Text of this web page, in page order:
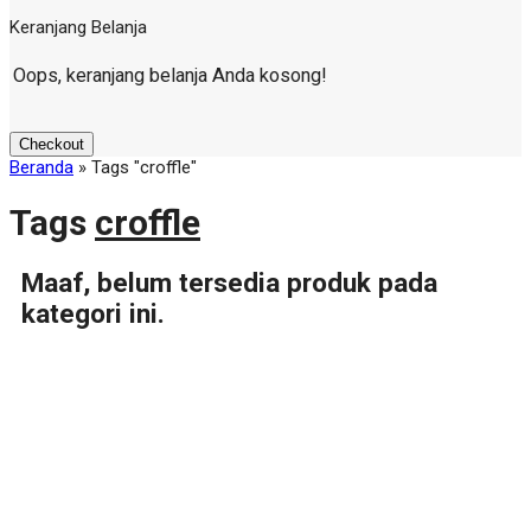
Keranjang Belanja
Oops, keranjang belanja Anda kosong!
Checkout
Beranda » Tags "croffle"
Tags croffle
Maaf, belum tersedia produk pada
kategori ini.